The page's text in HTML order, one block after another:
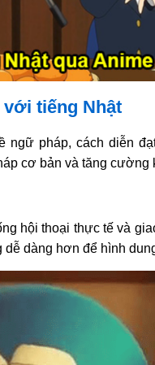
tiếng Nhật
ngữ pháp, cách diễn
cơ bản và tăng cường
hội thoại thực tế và
dàng hơn để hình